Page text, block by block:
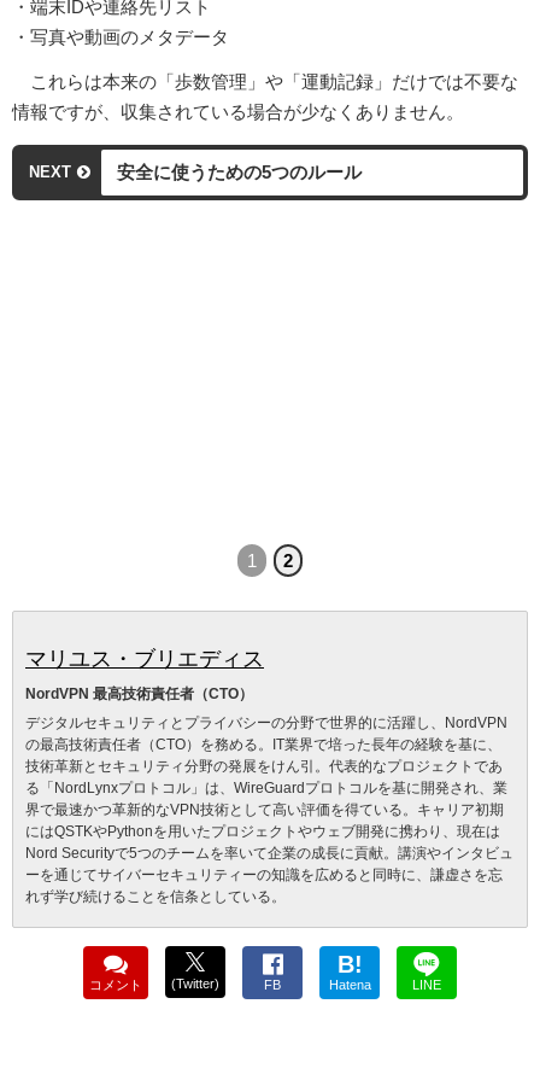
・端末IDや連絡先リスト
・写真や動画のメタデータ
これらは本来の「歩数管理」や「運動記録」だけでは不要な
情報ですが、収集されている場合が少なくありません。
NEXT 安全に使うための5つのルール
1 2
マリユス・ブリエディス
NordVPN 最高技術責任者（CTO）
デジタルセキュリティとプライバシーの分野で世界的に活躍し、NordVPN
の最高技術責任者（CTO）を務める。IT業界で培った長年の経験を基に、
技術革新とセキュリティ分野の発展をけん引。代表的なプロジェクトであ
る「NordLynxプロトコル」は、WireGuardプロトコルを基に開発され、業
界で最速かつ革新的なVPN技術として高い評価を得ている。キャリア初期
にはQSTKやPythonを用いたプロジェクトやウェブ開発に携わり、現在は
Nord Securityで5つのチームを率いて企業の成長に貢献。講演やインタビュ
ーを通じてサイバーセキュリティーの知識を広めると同時に、謙虚さを忘
れず学び続けることを信条としている。
コメント (Twitter) FB
B!
Hatena LINE